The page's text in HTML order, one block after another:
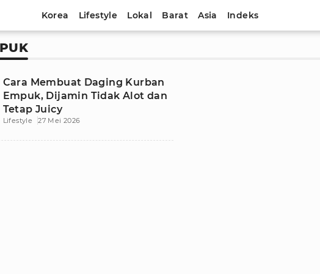
Korea Lifestyle Lokal Barat Asia Indeks
Cara Membuat Daging Kurban
Empuk, Dijamin Tidak Alot dan
Tetap Juicy
Lifestyle 27 Mei 2026